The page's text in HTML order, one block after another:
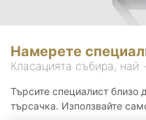
Намерете
Класацията събира, най
Търсите специалист близо
търсачка. Използвайте